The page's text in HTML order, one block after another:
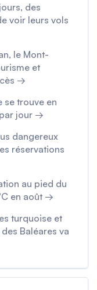
des
voir leurs vols
le Mont-
et
→
se trouve en
jour →
dangereux
réservations
au pied du
en août →
turquoise et
Baléares va